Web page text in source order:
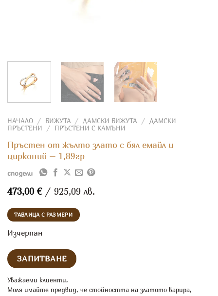
НАЧАЛО / БИЖУТА / ДАМСКИ БИЖУТА /
ДАМСКИ
ПРЪСТЕНИ
/ ПРЪСТЕНИ С КАМЪНИ
Пръстен от жълто злато с бял емайл и
цирконий – 1,89гр
сподели
473,00 €/ 925,09 лв.
ТАБЛИЦА С РАЗМЕРИ
Изчерпан
Уважаеми клиенти,
Моля имайте предвид, че стойността на златото варира,